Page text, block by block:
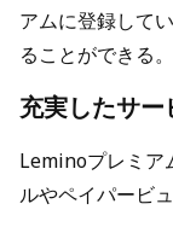
アムに登録して
ることができる。
充実したサ
Leminoプレミア
ルやペイパービ